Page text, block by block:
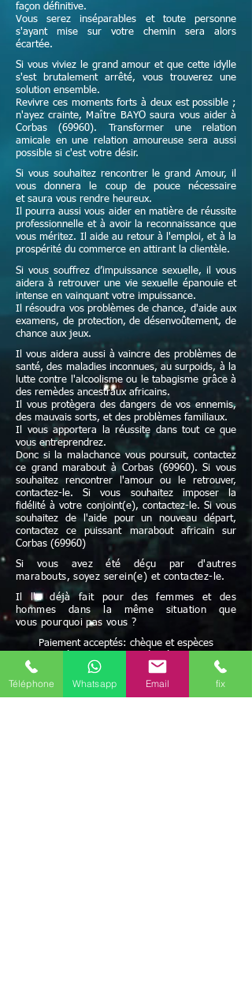
façon définitive.
Vous serez inséparables et toute personne
s'ayant mise sur votre chemin sera alors
écartée.
Si vous viviez le grand amour et que cette idylle
s'est brutalement arrêté, vous trouverez une
solution ensemble.
Revivre ces moments forts à deux est possible ;
n'ayez crainte,
Maître BAYO saura vous aider à
Corbas (69960). Transformer une relation
amicale en une relation amoureuse sera aussi
possible si c'est votre désir.
Si vous souhaitez rencontrer le grand Amour, il
vous donnera le coup de pouce nécessaire
et saura vous rendre heureux.
Il pourra aussi vous aider en matière de réussite
professionnelle et à avoir la reconnaissance que
vous méritez. Il aide au retour à l'emploi, et à la
prospérité du commerce en attirant la clientèle.
Si vous souffrez d’impuissance sexuelle, il vous
aidera à retrouver une vie sexuelle épanouie et
intense en vainquant votre impuissance.
Il résoudra vos problèmes de chance, d'aide aux
examens, de protection, de désenvoûtement, de
chance aux jeux.
Il vous aidera aussi à vaincre des problèmes de
santé, des maladies inconnues, au surpoids, à la
lutte contre l'alcoolisme ou le tabagisme grâce à
des remèdes ancestraux africains.
Il vous protègera des dangers de vos ennemis,
des mauvais sorts, et des problèmes familiaux.
Il vous apportera la réussite dans tout ce que
vous entreprendrez.
Donc si la malachance vous poursuit, contactez
ce grand marabout à Corbas (69960). Si vous
souhaitez rencontrer l'amour ou le retrouver,
contactez-le. Si vous souhaitez imposer la
fidélité à votre conjoint(e), contactez-le. Si vous
souhaitez de l'aide pour un nouveau départ,
contactez ce puissant marabout africain sur
Corbas (69960)
Si vous avez été déçu par d'autres
marabouts, soyez serein(e) et contactez-le.
Il l'a déjà fait pour des femmes et des
hommes dans la même situation que
vous pourquoi pas vous ?
Paiement acceptés: chèque et espèces
facilités de paiement
Avec Maître Bayo vous bénéficiez d'une écoute
Téléphone Whatsapp Email fix